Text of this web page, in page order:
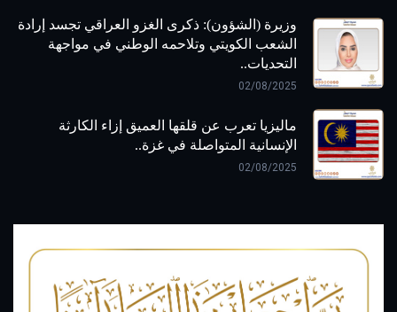
وزيرة (الشؤون): ذكرى الغزو العراقي تجسد إرادة
الشعب الكويتي وتلاحمه الوطني في مواجهة
التحديات..
02/08/2025
ماليزيا تعرب عن قلقها العميق إزاء الكارثة
الإنسانية المتواصلة في غزة..
02/08/2025